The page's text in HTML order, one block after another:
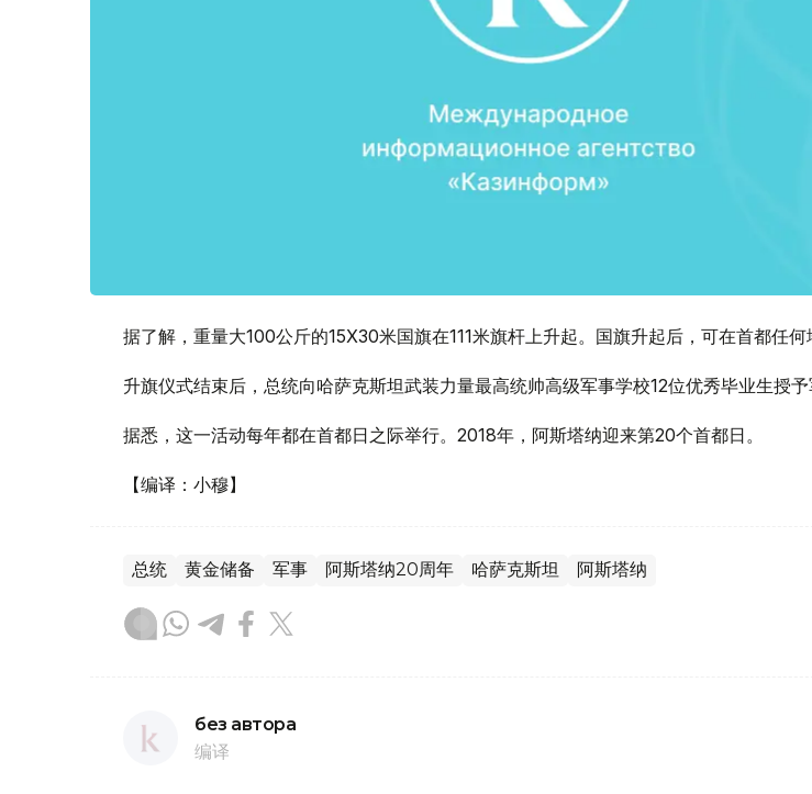
据了解，重量大100公斤的15X30米国旗在111米旗杆上升起。国旗升起后，可在首都任何
升旗仪式结束后，总统向哈萨克斯坦武装力量最高统帅高级军事学校12位优秀毕业生授予
据悉，这一活动每年都在首都日之际举行。2018年，阿斯塔纳迎来第20个首都日。
【编译：小穆】
总统 黄金储备 军事 阿斯塔纳20周年 哈萨克斯坦 阿斯塔纳
без автора
编译